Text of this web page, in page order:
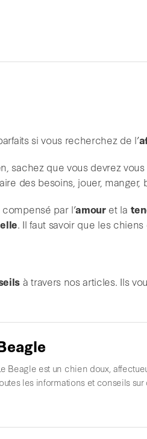
si vous recherchez de l’
sachez que vous devrez vous
des besoins, jouer,
par l’amouret la
. Il faut savoir que les
à travers nos articles. Ils
Beagle est un chien doux,
les informations et conseils